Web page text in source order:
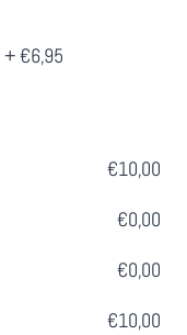
+€6,95
€10,00
€0,00
€0,00
€10,00